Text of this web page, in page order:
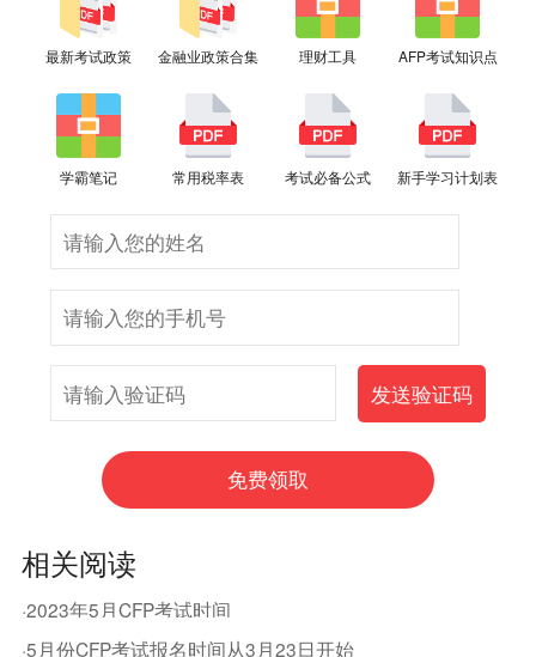
最新考试政策 金融业政策合集 理财工具 AFP考试知识点
学霸笔记 常用税率表 考试必备公式 新手学习计划表
相关阅读
·2023年5月CFP考试时间
·5月份CFP考试报名时间从3月23日开始